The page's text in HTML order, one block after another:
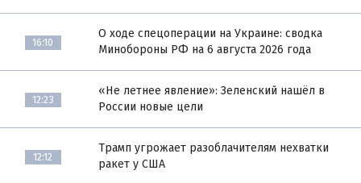
16:10
О ходе спецоперации на Украине: сводка
Минобороны РФ на 6 августа 2026 года
12:23
«Не летнее явление»: Зеленский нашёл в
России новые цели
12:12
Трамп угрожает разоблачителям нехватки
ракет у США